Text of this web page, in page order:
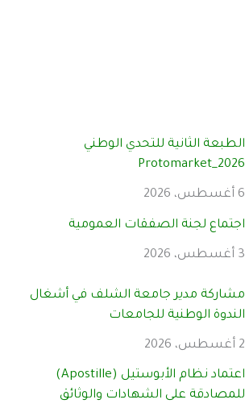
الطبعة الثانية للتحدي الوطني
Protomarket_2026
6 أغسطس، 2026
اجتماع لجنة الصفقات العمومية
3 أغسطس، 2026
مشاركة مدير جامعة الشلف في أشغال
الندوة الوطنية للجامعات
2 أغسطس، 2026
اعتماد نظام الأبوستيل (Apostille)
للمصادقة على الشهادات والوثائق